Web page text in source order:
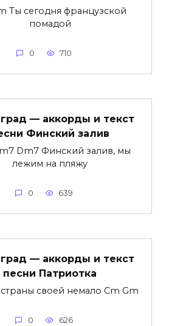
Ты сегодня французской
помадой
0 710
— аккорды и текст
Финский залив
Dm7 Финский залив, мы
лежим на пляжу
0 639
— аккорды и текст
песни Патриотка
своей немало Cm Gm
0 626